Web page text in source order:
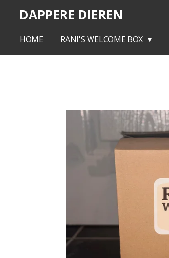
naar
DAPPERE DIEREN
HOME RANI'S WELCOME BOX